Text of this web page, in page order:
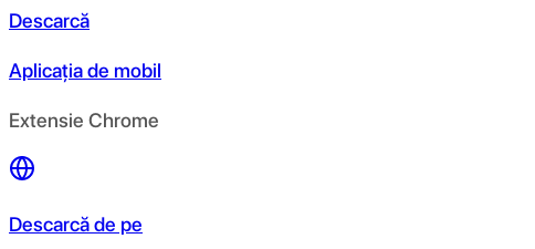
Descarcă
Aplicația de mobil
Extensie Chrome
Descarcă de pe